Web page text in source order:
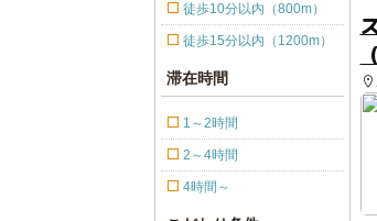
徒歩10分以内（800m）
徒歩15分以内（1200m）
滞在時間
1～2時間
2～4時間
4時間～